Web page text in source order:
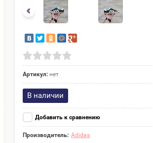
Артикул: нет
В наличии
Добавить к сравнению
Производитель: Adidas